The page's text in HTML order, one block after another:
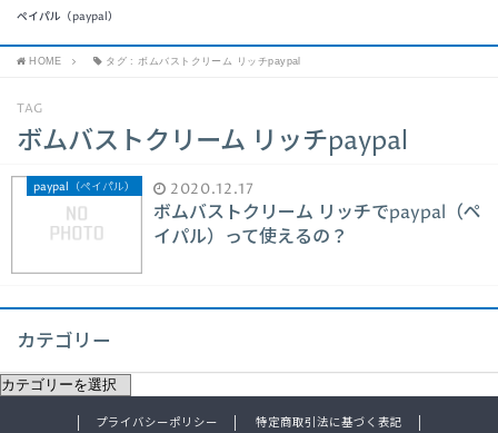
ペイパル（paypal）
HOME タグ : ボムバストクリーム リッチpaypal
TAG
ボムバストクリーム リッチpaypal
paypal（ペイパル） 2020.12.17
ボムバストクリーム リッチでpaypal（ペ
イパル）って使えるの？
カテゴリー
プライバシーポリシー
特定商取引法に基づく表記